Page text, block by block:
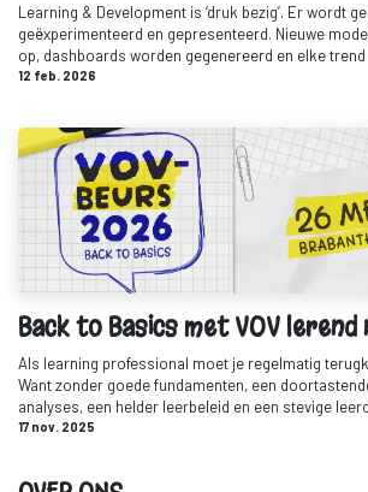
Learning & Development is ‘druk bezig’. Er wordt
geëxperimenteerd en gepresenteerd. Nieuwe
op, dashboards worden gegenereerd en elke trend
12 feb. 2026
Back to Basics met VOV
Als learning professional moet je regelmatig
Want zonder goede fundamenten, een
analyses, een helder leerbeleid en een stevige
17 nov. 2025